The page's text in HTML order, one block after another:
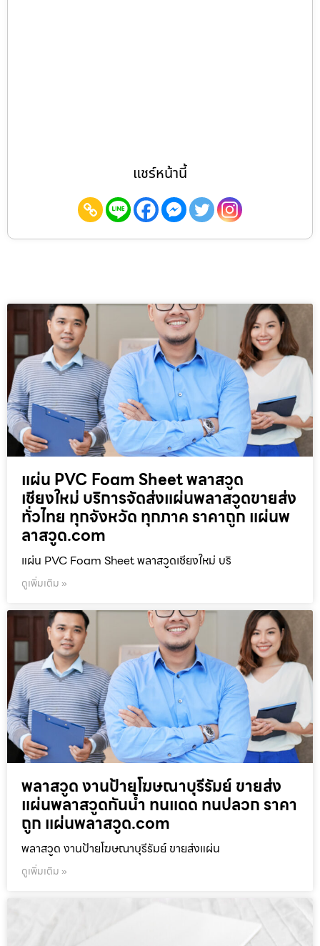
แชร์หน้านี้
แผ่น PVC Foam Sheet พลาสวูด
เชียงใหม่ บริการจัดส่งแผ่นพลาสวูดขายส่ง
ทั่วไทย ทุกจังหวัด ทุกภาค ราคาถูก แผ่นพ
ลาสวูด.com
แผ่น PVC Foam Sheet พลาสวูดเชียงใหม่ บริ
ดูเพิ่มเติม »
พลาสวูด งานป้ายโฆษณาบุรีรัมย์ ขายส่ง
แผ่นพลาสวูดกันน้ำ ทนแดด ทนปลวก ราคา
ถูก แผ่นพลาสวูด.com
พลาสวูด งานป้ายโฆษณาบุรีรัมย์ ขายส่งแผ่น
ดูเพิ่มเติม »